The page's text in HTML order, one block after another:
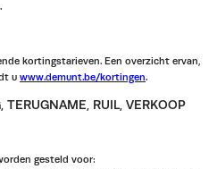
kortingstarieven. Een overzicht ervan,
u www.demunt.be/kortingen.
RUIL, VERKOOP
gesteld voor: